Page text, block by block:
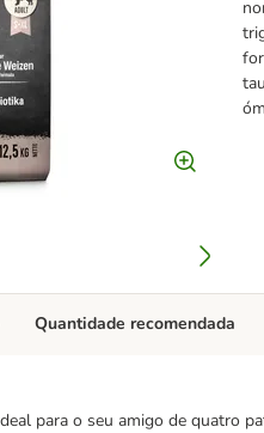
para o seu amigo de quatro
Quantidade recomendada